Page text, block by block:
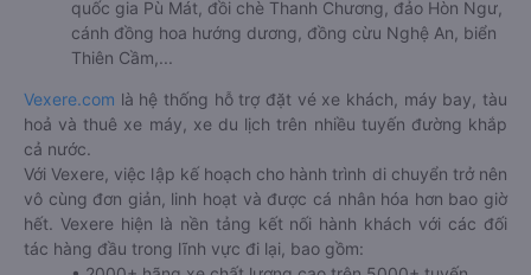
quốc gia Pù Mát, đồi chè Thanh Chương, đảo Hòn Ngư,
cánh đồng hoa hướng dương, đồng cừu Nghệ An, biển
Thiên Cầm,...
Vexere.com là hệ thống hỗ trợ đặt vé xe khách, máy bay, tàu
hoả và thuê xe máy, xe du lịch trên nhiều tuyến đường khắp
cả nước.
Với Vexere, việc lập kế hoạch cho hành trình di chuyển trở nên
vô cùng đơn giản, linh hoạt và được cá nhân hóa hơn bao giờ
hết. Vexere hiện là nền tảng kết nối hành khách với các đối
tác hàng đầu trong lĩnh vực đi lại, bao gồm: